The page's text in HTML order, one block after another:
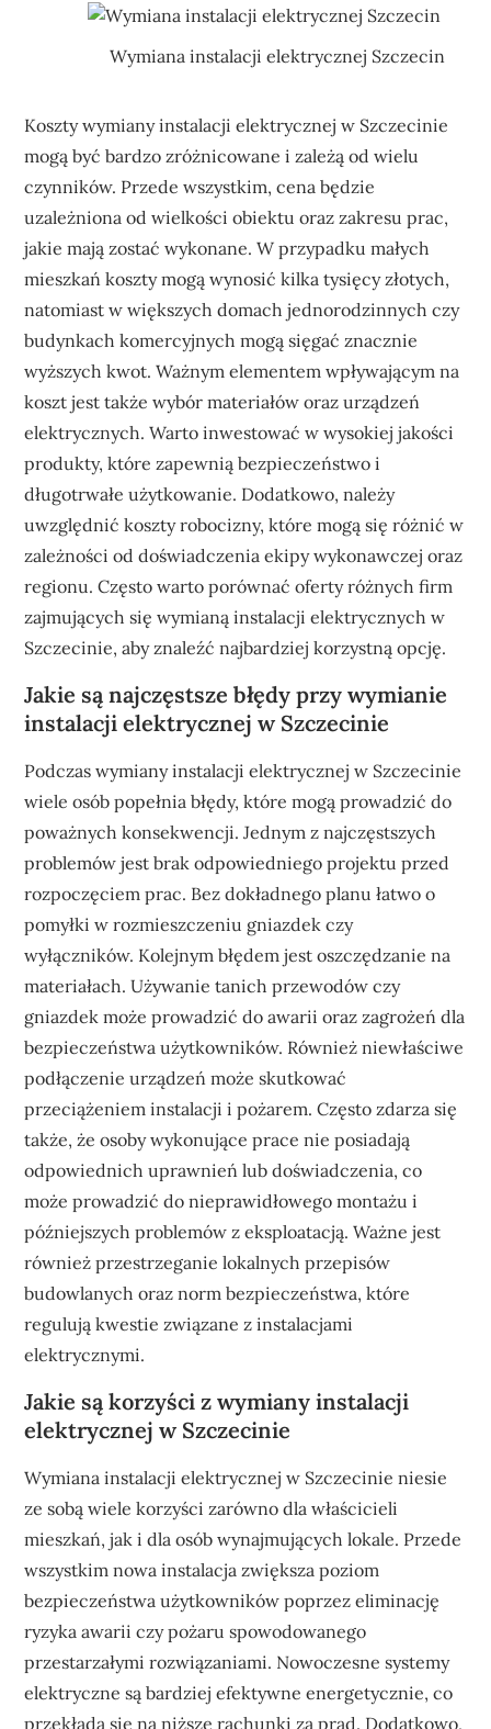
Wymiana instalacji elektrycznej Szczecin
Koszty wymiany instalacji elektrycznej w Szczecinie
mogą być bardzo zróżnicowane i zależą od wielu
czynników. Przede wszystkim, cena będzie
uzależniona od wielkości obiektu oraz zakresu prac,
jakie mają zostać wykonane. W przypadku małych
mieszkań koszty mogą wynosić kilka tysięcy złotych,
natomiast w większych domach jednorodzinnych czy
budynkach komercyjnych mogą sięgać znacznie
wyższych kwot. Ważnym elementem wpływającym na
koszt jest także wybór materiałów oraz urządzeń
elektrycznych. Warto inwestować w wysokiej jakości
produkty, które zapewnią bezpieczeństwo i
długotrwałe użytkowanie. Dodatkowo, należy
uwzględnić koszty robocizny, które mogą się różnić w
zależności od doświadczenia ekipy wykonawczej oraz
regionu. Często warto porównać oferty różnych firm
zajmujących się wymianą instalacji elektrycznych w
Szczecinie, aby znaleźć najbardziej korzystną opcję.
Jakie są najczęstsze błędy przy wymianie
instalacji elektrycznej w Szczecinie
Podczas wymiany instalacji elektrycznej w Szczecinie
wiele osób popełnia błędy, które mogą prowadzić do
poważnych konsekwencji. Jednym z najczęstszych
problemów jest brak odpowiedniego projektu przed
rozpoczęciem prac. Bez dokładnego planu łatwo o
pomyłki w rozmieszczeniu gniazdek czy
wyłączników. Kolejnym błędem jest oszczędzanie na
materiałach. Używanie tanich przewodów czy
gniazdek może prowadzić do awarii oraz zagrożeń dla
bezpieczeństwa użytkowników. Również niewłaściwe
podłączenie urządzeń może skutkować
przeciążeniem instalacji i pożarem. Często zdarza się
także, że osoby wykonujące prace nie posiadają
odpowiednich uprawnień lub doświadczenia, co
może prowadzić do nieprawidłowego montażu i
późniejszych problemów z eksploatacją. Ważne jest
również przestrzeganie lokalnych przepisów
budowlanych oraz norm bezpieczeństwa, które
regulują kwestie związane z instalacjami
elektrycznymi.
Jakie są korzyści z wymiany instalacji
elektrycznej w Szczecinie
Wymiana instalacji elektrycznej w Szczecinie niesie
ze sobą wiele korzyści zarówno dla właścicieli
mieszkań, jak i dla osób wynajmujących lokale. Przede
wszystkim nowa instalacja zwiększa poziom
bezpieczeństwa użytkowników poprzez eliminację
ryzyka awarii czy pożaru spowodowanego
przestarzałymi rozwiązaniami. Nowoczesne systemy
elektryczne są bardziej efektywne energetycznie, co
przekłada się na niższe rachunki za prąd. Dodatkowo,